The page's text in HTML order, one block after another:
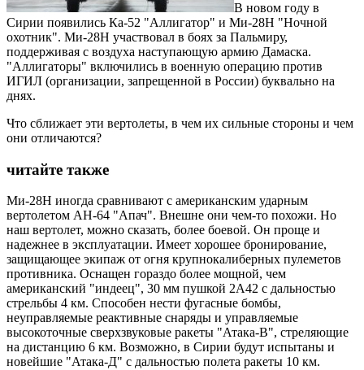
В новом году в
Сирии появились Ка-52 "Аллигатор" и Ми-28Н "Ночной
охотник". Ми-28Н участвовал в боях за Пальмиру,
поддерживая с воздуха наступающую армию Дамаска.
"Аллигаторы" включились в военную операцию против
ИГИЛ (организации, запрещенной в России) буквально на
днях.
Что сближает эти вертолеты, в чем их сильные стороны и чем
они отличаются?
читайте также
Ми-28Н иногда сравнивают с американским ударным
вертолетом АН-64 "Апач". Внешне они чем-то похожи. Но
наш вертолет, можно сказать, более боевой. Он проще и
надежнее в эксплуатации. Имеет хорошее бронирование,
защищающее экипаж от огня крупнокалиберных пулеметов
противника. Оснащен гораздо более мощной, чем
американский "индеец", 30 мм пушкой 2А42 с дальностью
стрельбы 4 км. Способен нести фугасные бомбы,
неуправляемые реактивные снаряды и управляемые
высокоточные сверхзвуковые ракеты "Атака-В", стреляющие
на дистанцию 6 км. Возможно, в Сирии будут испытаны и
новейшие "Атака-Д" с дальностью полета ракеты 10 км.